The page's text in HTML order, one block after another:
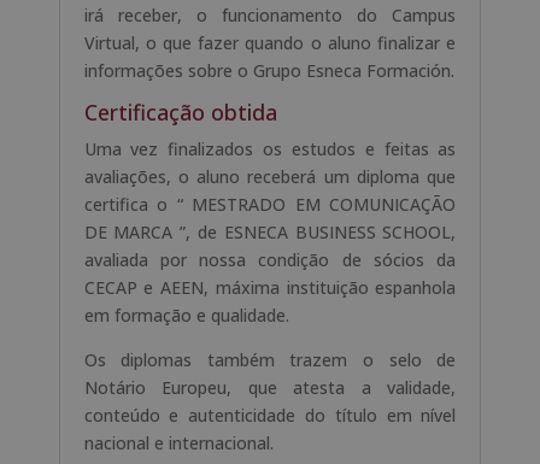
irá receber, o funcionamento do Campus
Virtual, o que fazer quando o aluno finalizar e
informações sobre o Grupo Esneca Formación.
Certificação obtida
Uma vez finalizados os estudos e feitas as
avaliações, o aluno receberá um diploma que
certifica o “ MESTRADO EM COMUNICAÇÃO
DE MARCA ”, de ESNECA BUSINESS SCHOOL,
avaliada por nossa condição de sócios da
CECAP e AEEN, máxima instituição espanhola
em formação e qualidade.
Os diplomas também trazem o selo de
Notário Europeu, que atesta a validade,
conteúdo e autenticidade do título em nível
nacional e internacional.